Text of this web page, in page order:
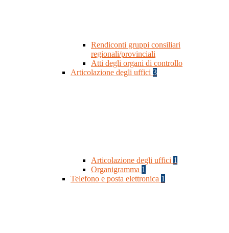
Rendiconti gruppi consiliari
regionali/provinciali
Atti degli organi di controllo
Articolazione degli uffici 3
Articolazione degli uffici 1
Organigramma 1
Telefono e posta elettronica 1